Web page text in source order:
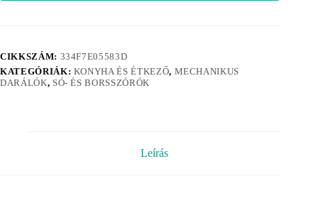
CIKKSZÁM: 334F7E05583D
KATEGÓRIÁK: KONYHA ÉS ÉTKEZŐ, MECHANIKUS
DARÁLÓK, SÓ- ÉS BORSSZÓRÓK
Leírás